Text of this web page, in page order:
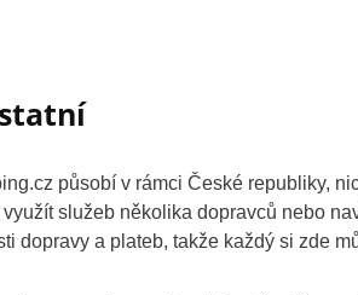
působí v rámci České republiky,
služeb několika dopravců nebo
dopravy a plateb, takže každý si zde